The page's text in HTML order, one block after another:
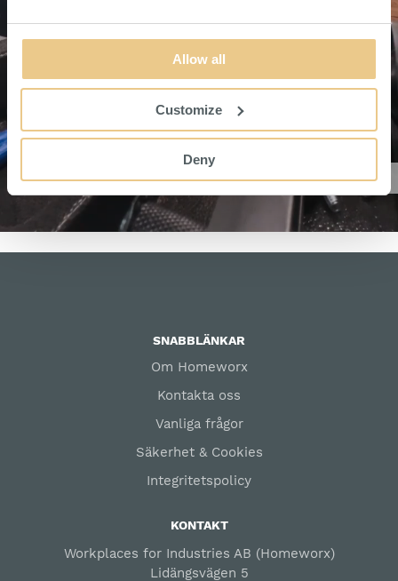
Allow all
Customize
Deny
SNABBLÄNKAR
Om Homeworx
Kontakta oss
Vanliga frågor
Säkerhet & Cookies
Integritetspolicy
KONTAKT
Workplaces for Industries AB (Homeworx)
Lidängsvägen 5